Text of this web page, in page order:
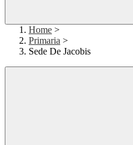
Home >
Primaria >
Sede De Jacobis